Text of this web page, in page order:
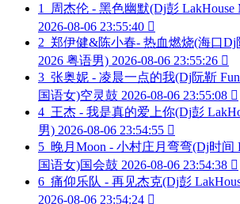
1
周杰伦 - 黑色幽默(Dj彭 LakHouse
2026-08-06 23:55:40 
2 郑伊健&陈小春- 热血燃烧(海口Dj
2026 粤语男) 2026-08-06 23:55:26 
3 张奥妮 - 凌晨一点的我(Dj阮靳
国语女)空灵鼓 2026-08-06 23:55:08 
4 王杰 - 我是真的爱上你(Dj彭
男) 2026-08-06 23:54:55 
5 晚月Moon - 小村庄月弯弯(Dj时间
国语女)国会鼓 2026-08-06 23:54:38 
6 痛仰乐队 - 再见杰克(Dj彭
2026-08-06 23:54:24 